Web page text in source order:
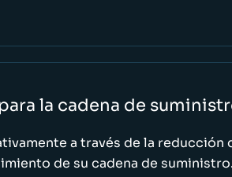
la cadena de
a través de la reducción
de su cadena de suministro.